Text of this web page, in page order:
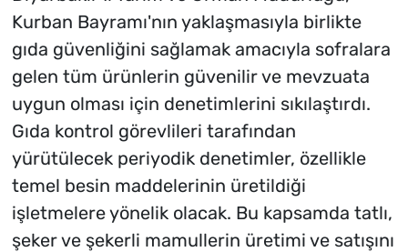
Kurban Bayramı'nın yaklaşmasıyla birlikte
gıda güvenliğini sağlamak amacıyla sofralara
gelen tüm ürünlerin güvenilir ve mevzuata
uygun olması için denetimlerini sıkılaştırdı.
Gıda kontrol görevlileri tarafından
yürütülecek periyodik denetimler, özellikle
temel besin maddelerinin üretildiği
işletmelere yönelik olacak. Bu kapsamda tatlı,
şeker ve şekerli mamullerin üretimi ve satışını